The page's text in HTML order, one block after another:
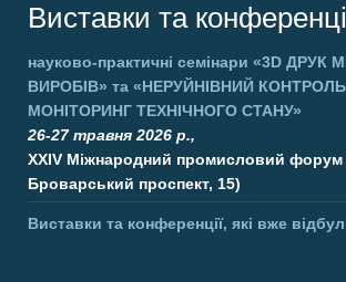
Виставки та
науково-практичні семінари «3D ДРУК
ВИРОБІВ» та «НЕРУЙНІВНИЙ
МОНІТОРИНГ ТЕХНІЧНОГО СТАНУ»
26-27 травня 2026 р.,
XXIV Міжнародний промисловий форум
Броварський проспект, 15)
Виставки та конференції, які вже